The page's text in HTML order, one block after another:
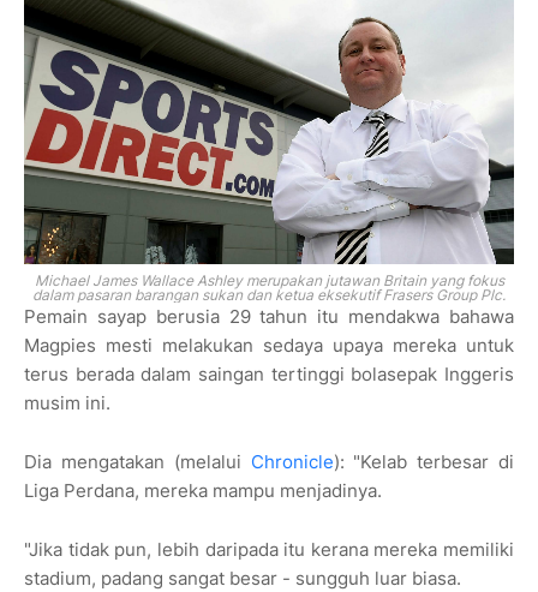
Michael James Wallace Ashley merupakan jutawan Britain yang fokus
dalam pasaran barangan sukan dan ketua eksekutif Frasers Group Plc.
Pemain sayap berusia 29 tahun itu mendakwa bahawa
Magpies mesti melakukan sedaya upaya mereka untuk
terus berada dalam saingan tertinggi bolasepak Inggeris
musim ini.
Dia mengatakan (melalui Chronicle): "Kelab terbesar di
Liga Perdana, mereka mampu menjadinya.
"Jika tidak pun, lebih daripada itu kerana mereka memiliki
stadium, padang sangat besar - sungguh luar biasa.